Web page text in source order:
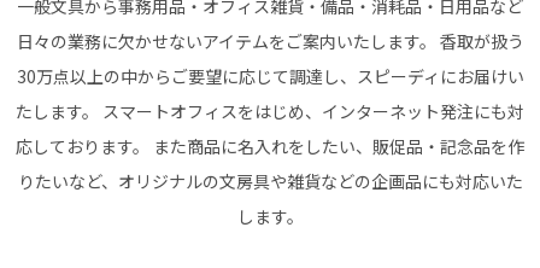
一般文具から事務用品・オフィス雑貨・備品・消耗品・日用品など
日々の業務に欠かせないアイテムをご案内いたします。 香取が扱う
30万点以上の中からご要望に応じて調達し、スピーディにお届けい
たします。
スマートオフィスをはじめ、インターネット発注にも対
応しております。
また商品に名入れをしたい、販促品・記念品を作
りたいなど、オリジナルの文房具や雑貨などの企画品にも対応いた
します。